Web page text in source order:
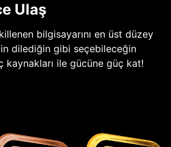
Ulaş
bilgisayarını en üst düzey
dilediğin gibi seçebileceğin
kaynakları ile gücüne güç kat!